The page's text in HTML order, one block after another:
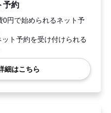
予約
0円で始められるネット予
ト予約を受け付けられる
細はこちら